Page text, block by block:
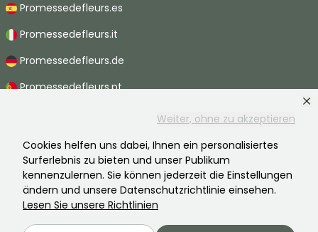
Weiter, ohne zu akzeptieren
Cookies helfen uns dabei, Ihnen ein personalisiertes
Surferlebnis zu bieten und unser Publikum
kennenzulernen. Sie können jederzeit die Einstellungen
ändern und unsere Datenschutzrichtlinie einsehen.
Lesen Sie unsere Richtlinien
Promessedefleurs.es
Promessedefleurs.it
Promessedefleurs.de
Promessedefleurs.pt
Promessedefleurs.be
Promessedefleurs.ch